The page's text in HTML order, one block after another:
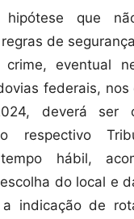
hipótese que
de
eventual
federais,
deverá ser
respectivo
hábil,
do local e
indicação de